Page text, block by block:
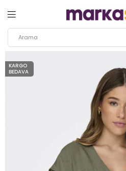
KARGO
BEDAVA